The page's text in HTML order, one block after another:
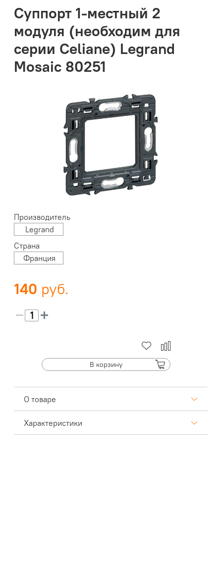
Суппорт 1-местный 2
модуля (необходим для
серии Celiane) Legrand
Mosaic 80251
Производитель
Legrand
Страна
Франция
140
В корзину
О товаре
Характеристики